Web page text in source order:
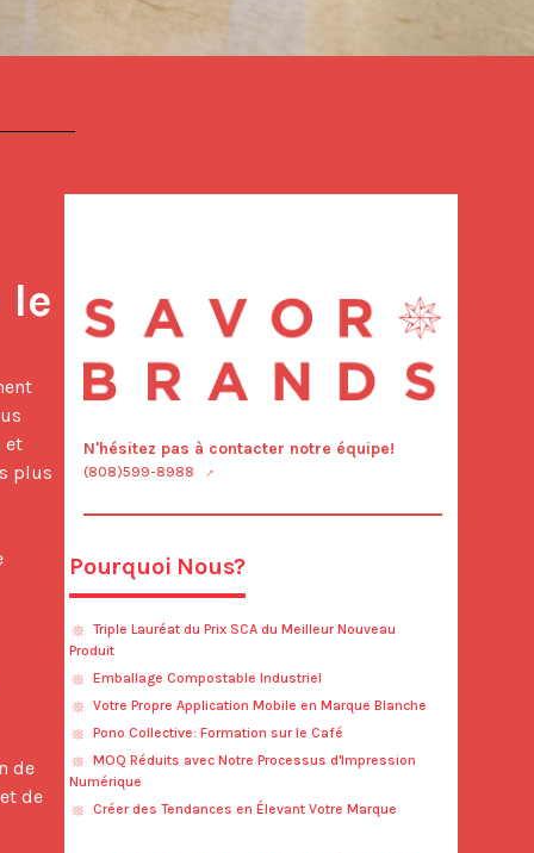
le
et
plus
de
N'hésitez pas à contacter notre équipe!
(808)599-8988
Pourquoi Nous?
Triple Lauréat du Prix SCA du Meilleur Nouveau
Produit
Emballage Compostable Industriel
Votre Propre Application Mobile en Marque Blanche
Pono Collective: Formation sur le Café
MOQ Réduits avec Notre Processus d'Impression
Numérique
Créer des Tendances en Élevant Votre Marque